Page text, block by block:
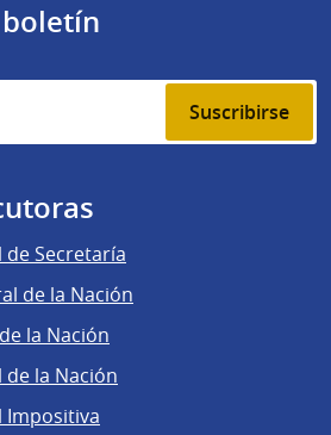
Suscribirse
Secretaría
de la Nación
la Nación
la Nación
Impositiva